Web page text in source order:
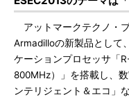
アットマークテクノ・
Armadilloの新製品として
ケーションプロセッサ「
800MHz）」を搭載し、
ンテリジェント＆エコ」